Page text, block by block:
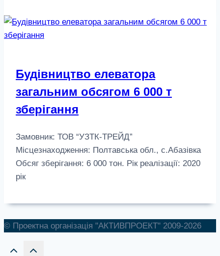
Будівництво елеватора
загальним обсягом 6 000 т
зберігання
Замовник: ТОВ “УЗТК-ТРЕЙД”
Місцезнаходження: Полтавська обл., с.Абазівка
Обсяг зберігання: 6 000 тон. Рік реалізації: 2020
рік
© Проектна організація "АКТИВПРОЕКТ" 2009-2026